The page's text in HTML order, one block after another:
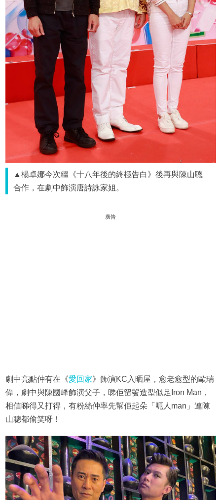
▲楊卓娜今次繼《十八年後的終極告白》後再與陳山聰
合作，在劇中飾演唐詩詠家姐。
廣告
劇中亮點仲有在《愛回家》飾演KC入晒屋，愈老愈型的歐瑞
偉，劇中與陳國峰飾演父子，睇佢留鬢造型似足Iron Man，
相信睇得又打得，有粉絲仲率先幫佢起朵「呃人man」連陳
山聰都偷笑呀！